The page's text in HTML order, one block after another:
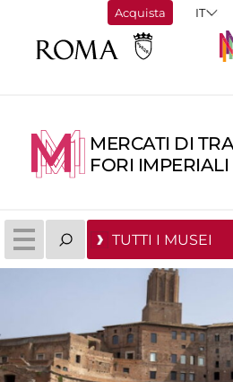
Acquista
MERCATI DI
FORI IMPERIALI
TUTTI I MUSEI